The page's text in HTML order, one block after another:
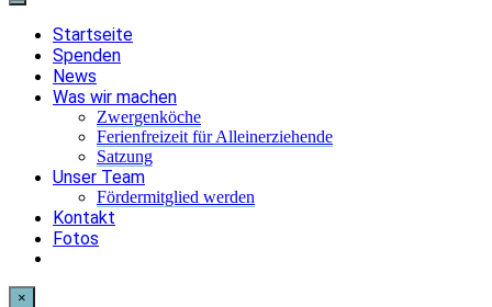
Toggle
navigationStartseite
Spenden
News
Was wir machen
Zwergenköche
Ferienfreizeit für Alleinerziehende
Satzung
Unser Team
Fördermitglied werden
Kontakt
Fotos
×